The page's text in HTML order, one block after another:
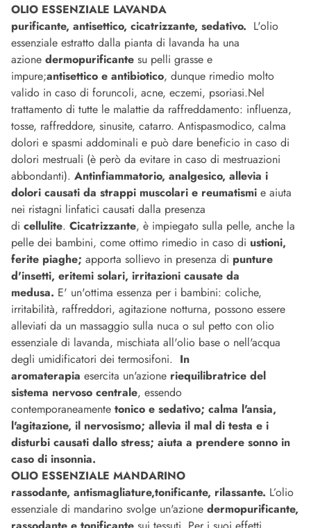
OLIO ESSENZIALE LAVANDA
purificante, antisettico, cicatrizzante, sedativo. L'olio
essenziale estratto dalla pianta di lavanda ha una
azione dermopurificante su pelli grasse e
impure;antisettico e antibiotico, dunque rimedio molto
valido in caso di foruncoli, acne, eczemi, psoriasi.Nel
trattamento di tutte le malattie da raffreddamento: influenza,
tosse, raffreddore, sinusite, catarro. Antispasmodico, calma
dolori e spasmi addominali e può dare beneficio in caso di
dolori mestruali (è però da evitare in caso di mestruazioni
abbondanti). Antinfiammatorio, analgesico, allevia i
dolori causati da strappi muscolari e reumatismi e aiuta
nei ristagni linfatici causati dalla presenza
di cellulite. Cicatrizzante, è impiegato sulla pelle, anche la
pelle dei bambini, come ottimo rimedio in caso di ustioni,
ferite piaghe; apporta sollievo in presenza di punture
d'insetti, eritemi solari, irritazioni causate da
medusa. E' un'ottima essenza per i bambini: coliche,
irritabilità, raffreddori, agitazione notturna, possono essere
alleviati da un massaggio sulla nuca o sul petto con olio
essenziale di lavanda, mischiata all'olio base o nell'acqua
degli umidificatori dei termosifoni. In
aromaterapia esercita un'azione riequilibratrice del
sistema nervoso centrale, essendo
contemporaneamente tonico e sedativo; calma l'ansia,
l'agitazione, il nervosismo; allevia il mal di testa e i
disturbi causati dallo stress; aiuta a prendere sonno in
caso di insonnia.
OLIO ESSENZIALE MANDARINO
rassodante, antismagliature,tonificante, rilassante. L’olio
essenziale di mandarino svolge un'azione dermopurificante,